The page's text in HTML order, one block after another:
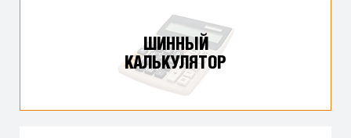
ШИННЫЙ
КАЛЬКУЛЯТОР